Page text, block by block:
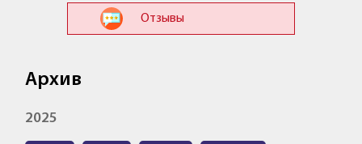
Отзывы
Архив
2025